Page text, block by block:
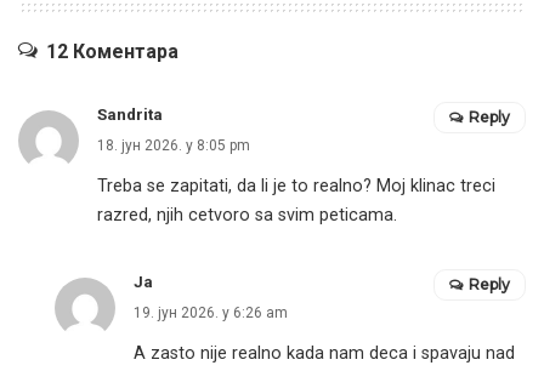
12 Коментара
Sandrita
18. јун 2026. у 8:05 pm
Treba se zapitati, da li je to realno? Moj klinac treci
razred, njih cetvoro sa svim peticama.
Reply
Ja
19. јун 2026. у 6:26 am
A zasto nije realno kada nam deca i spavaju nad
Reply